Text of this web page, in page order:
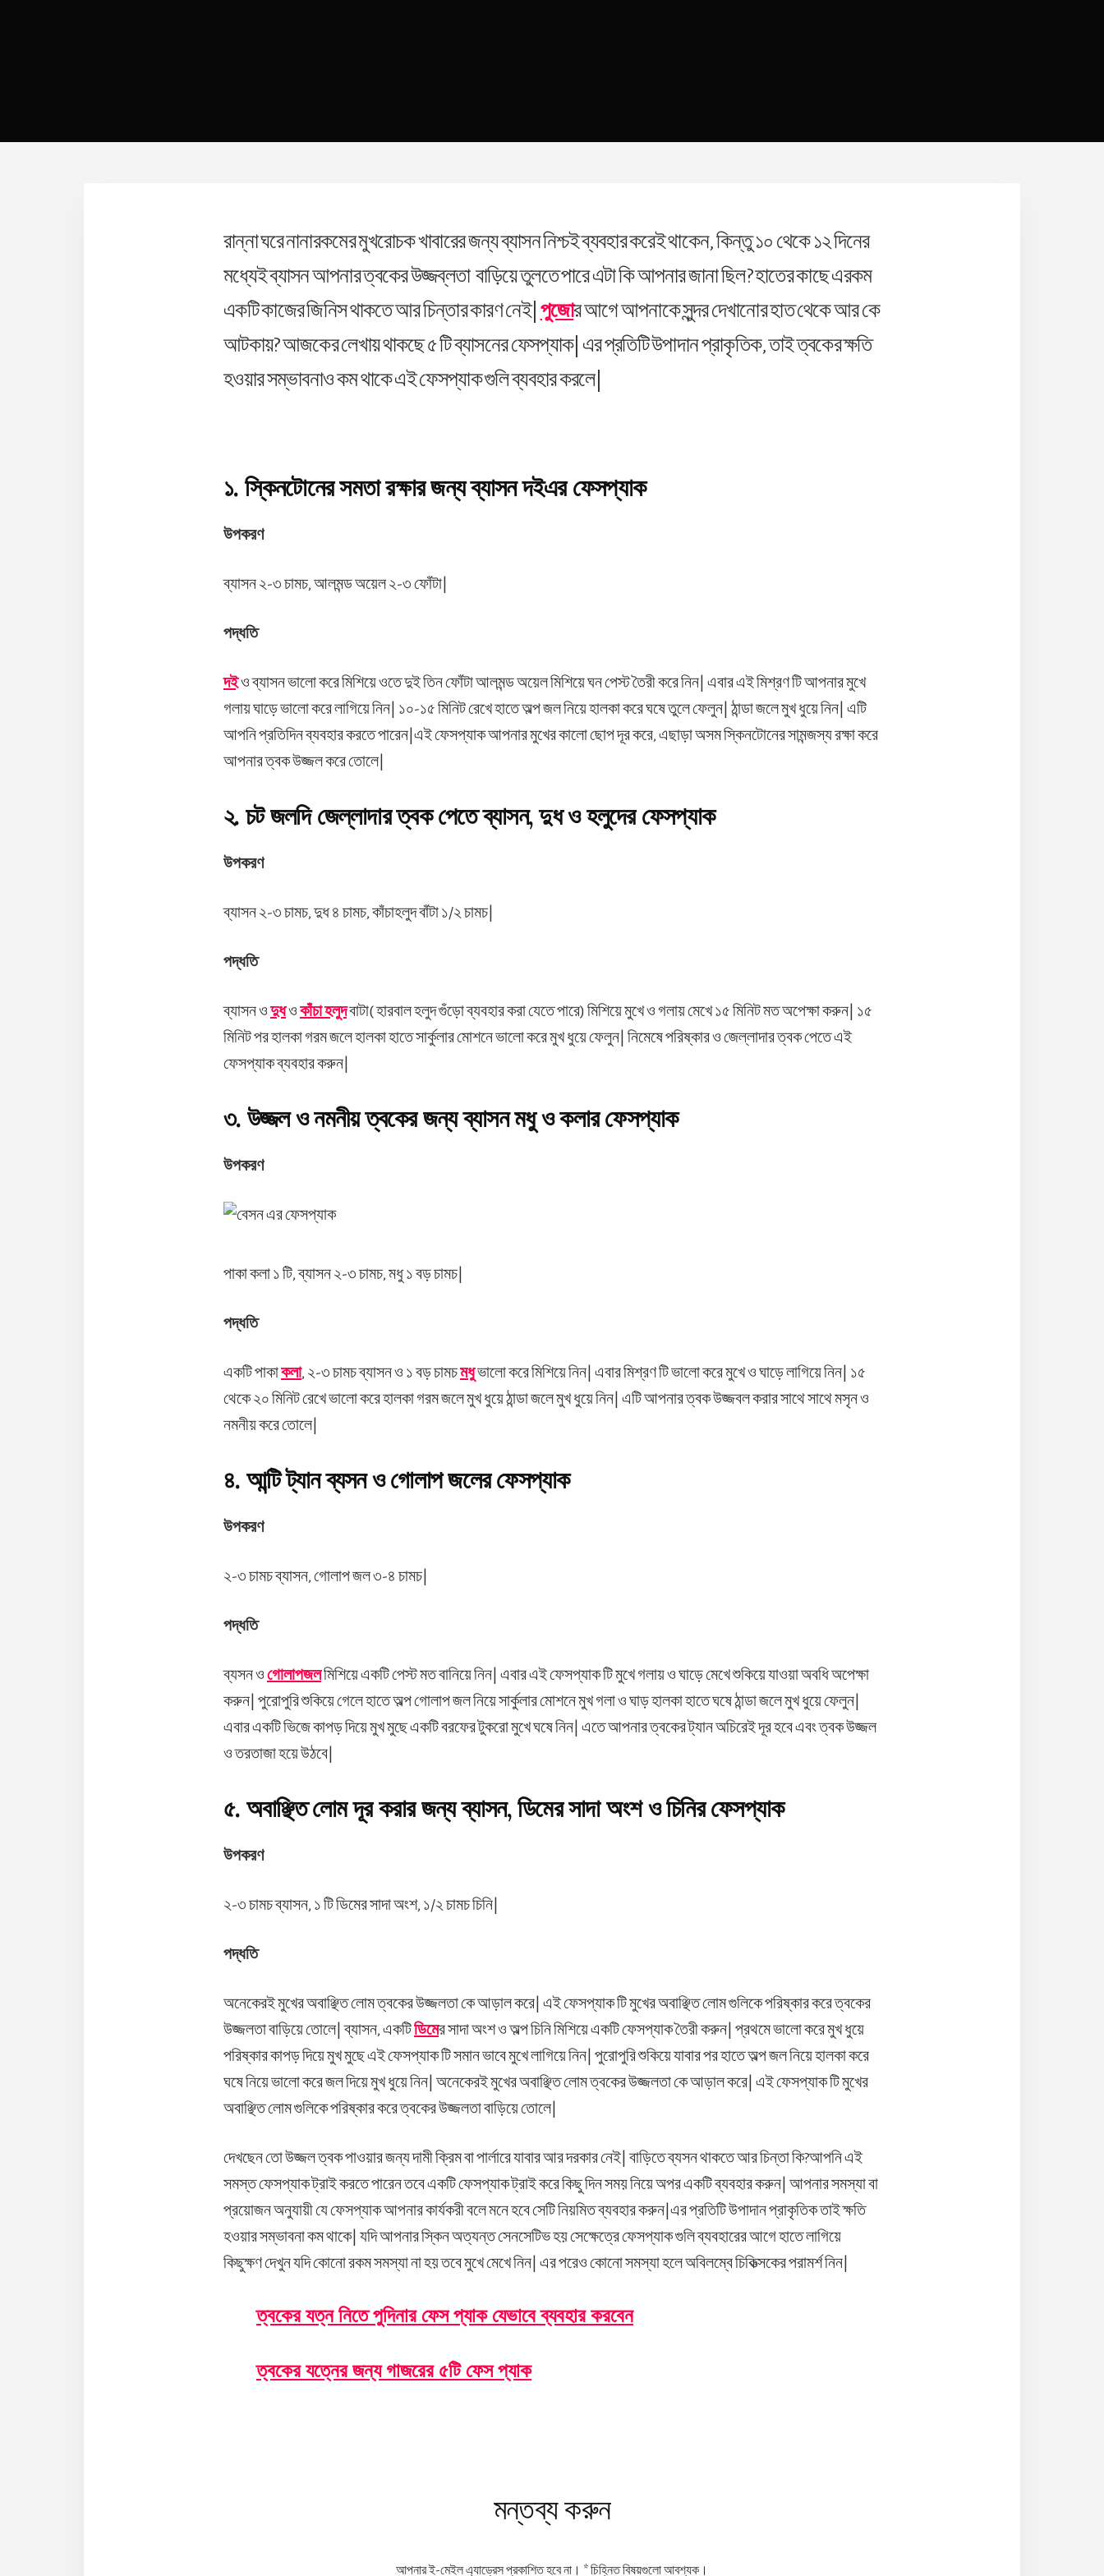
রান্না ঘরে নানারকমের মুখরোচক খাবারের জন্য ব্যাসন নিশ্চই ব্যবহার করেই থাকেন, কিন্তু ১০ থেকে ১২ দিনের
মধ্যেই ব্যাসন আপনার ত্বকের উজ্জব্লতা বাড়িয়ে তুলতে পারে এটা কি আপনার জানা ছিল? হাতের কাছে এরকম
একটি কাজের জিনিস থাকতে আর চিন্তার কারণ নেই| পুজোর আগে আপনাকে সুন্দর দেখানোর হাত থেকে আর কে
আটকায়? আজকের লেখায় থাকছে ৫ টি ব্যাসনের ফেসপ্যাক| এর প্রতিটি উপাদান প্রাকৃতিক, তাই ত্বকের ক্ষতি
হওয়ার সম্ভাবনাও কম থাকে এই ফেসপ্যাক গুলি ব্যবহার করলে|
১. স্কিনটোনের সমতা রক্ষার জন্য ব্যাসন দইএর ফেসপ্যাক
উপকরণ
ব্যাসন ২-৩ চামচ, আলমন্ড অয়েল ২-৩ ফোঁটা|
পদ্ধতি
দইও ব্যাসন ভালো করে মিশিয়ে ওতে দুই তিন ফোঁটা আলমন্ড অয়েল মিশিয়ে ঘন পেস্ট তৈরী করে নিন| এবার এই মিশ্রণ টি আপনার মুখে
গলায় ঘাড়ে ভালো করে লাগিয়ে নিন| ১০-১৫ মিনিট রেখে হাতে অল্প জল নিয়ে হালকা করে ঘষে তুলে ফেলুন| ঠান্ডা জলে মুখ ধুয়ে নিন| এটি
আপনি প্রতিদিন ব্যবহার করতে পারেন|এই ফেসপ্যাক আপনার মুখের কালো ছোপ দূর করে, এছাড়া অসম স্কিনটোনের সামন্জস্য রক্ষা করে
আপনার ত্বক উজ্জল করে তোলে|
২. চট জলদি জেল্লাদার ত্বক পেতে ব্যাসন, দুধ ও হলুদের ফেসপ্যাক
উপকরণ
ব্যাসন ২-৩ চামচ, দুধ ৪ চামচ, কাঁচাহলুদ বাঁটা ১/২ চামচ|
পদ্ধতি
ব্যাসন ও দুধও কাঁচা হলুদবাটা( হারবাল হলুদ গুঁড়ো ব্যবহার করা যেতে পারে) মিশিয়ে মুখে ও গলায় মেখে ১৫ মিনিট মত অপেক্ষা করুন| ১৫
মিনিট পর হালকা গরম জলে হালকা হাতে সার্কুলার মোশনে ভালো করে মুখ ধুয়ে ফেলুন| নিমেষে পরিষ্কার ও জেল্লাদার ত্বক পেতে এই
ফেসপ্যাক ব্যবহার করুন|
৩. উজ্জল ও নমনীয় ত্বকের জন্য ব্যাসন মধু ও কলার ফেসপ্যাক
উপকরণ
পাকা কলা ১ টি, ব্যাসন ২-৩ চামচ, মধু ১ বড় চামচ|
পদ্ধতি
একটি পাকাকলা, ২-৩ চামচ ব্যাসন ও ১ বড় চামচমধুভালো করে মিশিয়ে নিন| এবার মিশ্রণ টি ভালো করে মুখে ও ঘাড়ে লাগিয়ে নিন| ১৫
থেকে ২০ মিনিট রেখে ভালো করে হালকা গরম জলে মুখ ধুয়ে ঠান্ডা জলে মুখ ধুয়ে নিন| এটি আপনার ত্বক উজ্জবল করার সাথে সাথে মসৃন ও
নমনীয় করে তোলে|
৪. আন্টি ট্যান ব্যসন ও গোলাপ জলের ফেসপ্যাক
উপকরণ
২-৩ চামচ ব্যাসন, গোলাপ জল ৩-৪ চামচ|
পদ্ধতি
ব্যসন ও গোলাপজলমিশিয়ে একটি পেস্ট মত বানিয়ে নিন| এবার এই ফেসপ্যাক টি মুখে গলায় ও ঘাড়ে মেখে শুকিয়ে যাওয়া অবধি অপেক্ষা
করুন| পুরোপুরি শুকিয়ে গেলে হাতে অল্প গোলাপ জল নিয়ে সার্কুলার মোশনে মুখ গলা ও ঘাড় হালকা হাতে ঘষে ঠান্ডা জলে মুখ ধুয়ে ফেলুন|
এবার একটি ভিজে কাপড় দিয়ে মুখ মুছে একটি বরফের টুকরো মুখে ঘষে নিন| এতে আপনার ত্বকের ট্যান অচিরেই দূর হবে এবং ত্বক উজ্জল
ও তরতাজা হয়ে উঠবে|
৫. অবাঞ্ছিত লোম দূর করার জন্য ব্যাসন, ডিমের সাদা অংশ ও চিনির ফেসপ্যাক
উপকরণ
২-৩ চামচ ব্যাসন, ১ টি ডিমের সাদা অংশ, ১/২ চামচ চিনি|
পদ্ধতি
অনেকেরই মুখের অবাঞ্ছিত লোম ত্বকের উজ্জলতা কে আড়াল করে| এই ফেসপ্যাক টি মুখের অবাঞ্ছিত লোম গুলিকে পরিষ্কার করে ত্বকের
উজ্জলতা বাড়িয়ে তোলে| ব্যাসন, একটিডিমের সাদা অংশ ও অল্প চিনি মিশিয়ে একটি ফেসপ্যাক তৈরী করুন| প্রথমে ভালো করে মুখ ধুয়ে
পরিষ্কার কাপড় দিয়ে মুখ মুছে এই ফেসপ্যাক টি সমান ভাবে মুখে লাগিয়ে নিন| পুরোপুরি শুকিয়ে যাবার পর হাতে অল্প জল নিয়ে হালকা করে
ঘষে নিয়ে ভালো করে জল দিয়ে মুখ ধুয়ে নিন| অনেকেরই মুখের অবাঞ্ছিত লোম ত্বকের উজ্জলতা কে আড়াল করে| এই ফেসপ্যাক টি মুখের
অবাঞ্ছিত লোম গুলিকে পরিষ্কার করে ত্বকের উজ্জলতা বাড়িয়ে তোলে|
দেখছেন তো উজ্জল ত্বক পাওয়ার জন্য দামী ক্রিম বা পার্লারে যাবার আর দরকার নেই| বাড়িতে ব্যসন থাকতে আর চিন্তা কি?আপনি এই
সমস্ত ফেসপ্যাক ট্রাই করতে পারেন তবে একটি ফেসপ্যাক ট্রাই করে কিছু দিন সময় নিয়ে অপর একটি ব্যবহার করুন| আপনার সমস্যা বা
প্রয়োজন অনুযায়ী যে ফেসপ্যাক আপনার কার্যকরী বলে মনে হবে সেটি নিয়মিত ব্যবহার করুন|এর প্রতিটি উপাদান প্রাকৃতিক তাই ক্ষতি
হওয়ার সম্ভাবনা কম থাকে| যদি আপনার স্কিন অত্যন্ত সেনসেটিভ হয় সেক্ষেত্রে ফেসপ্যাক গুলি ব্যবহারের আগে হাতে লাগিয়ে
কিছুক্ষণ দেখুন যদি কোনো রকম সমস্যা না হয় তবে মুখে মেখে নিন| এর পরেও কোনো সমস্যা হলে অবিলম্বে চিকিত্সকের পরামর্শ নিন|
ত্বকের যত্ন নিতে পুদিনার ফেস প্যাক যেভাবে ব্যবহার করবেন
ত্বকের যত্নের জন্য গাজরের ৫টি ফেস প্যাক
মন্তব্য করুন
আপনার ই-মেইল এ্যাড্রেস প্রকাশিত হবে না। *চিহ্নিত বিষয়গুলো আবশ্যক।